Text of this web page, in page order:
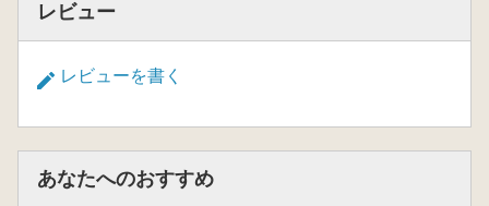
レビュー
レビューを書く
あなたへのおすすめ